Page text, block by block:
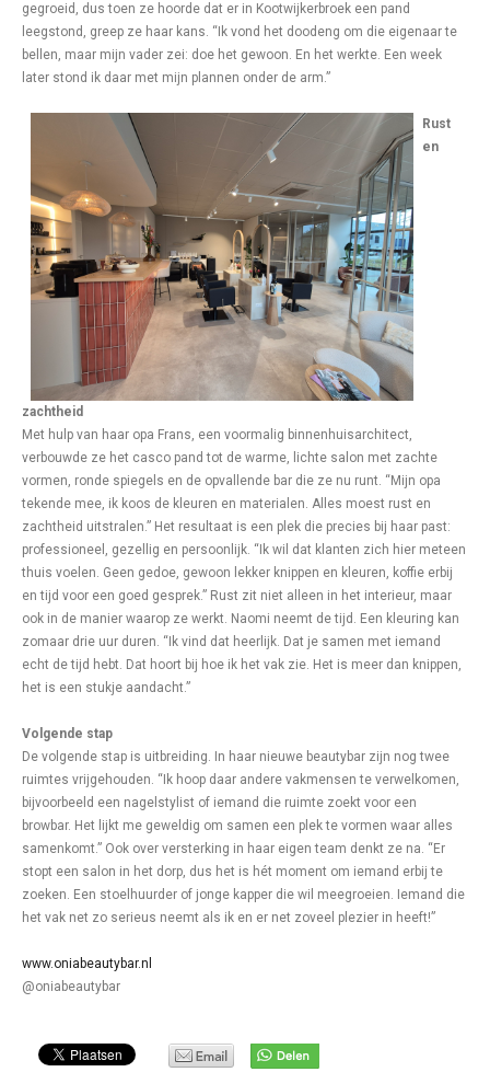
gegroeid, dus toen ze hoorde dat er in Kootwijkerbroek een pand
leegstond, greep ze haar kans. “Ik vond het doodeng om die eigenaar te
bellen, maar mijn vader zei: doe het gewoon. En het werkte. Een week
later stond ik daar met mijn plannen onder de arm.”
Rust
en
zachtheid
Met hulp van haar opa Frans, een voormalig binnenhuisarchitect,
verbouwde ze het casco pand tot de warme, lichte salon met zachte
vormen, ronde spiegels en de opvallende bar die ze nu runt. “Mijn opa
tekende mee, ik koos de kleuren en materialen. Alles moest rust en
zachtheid uitstralen.” Het resultaat is een plek die precies bij haar past:
professioneel, gezellig en persoonlijk. “Ik wil dat klanten zich hier meteen
thuis voelen. Geen gedoe, gewoon lekker knippen en kleuren, koffie erbij
en tijd voor een goed gesprek.” Rust zit niet alleen in het interieur, maar
ook in de manier waarop ze werkt. Naomi neemt de tijd. Een kleuring kan
zomaar drie uur duren. “Ik vind dat heerlijk. Dat je samen met iemand
echt de tijd hebt. Dat hoort bij hoe ik het vak zie. Het is meer dan knippen,
het is een stukje aandacht.”
Volgende stap
De volgende stap is uitbreiding. In haar nieuwe beautybar zijn nog twee
ruimtes vrijgehouden. “Ik hoop daar andere vakmensen te verwelkomen,
bijvoorbeeld een nagelstylist of iemand die ruimte zoekt voor een
browbar. Het lijkt me geweldig om samen een plek te vormen waar alles
samenkomt.” Ook over versterking in haar eigen team denkt ze na. “Er
stopt een salon in het dorp, dus het is hét moment om iemand erbij te
zoeken. Een stoelhuurder of jonge kapper die wil meegroeien. Iemand die
het vak net zo serieus neemt als ik en er net zoveel plezier in heeft!”
www.oniabeautybar.nl
@oniabeautybar